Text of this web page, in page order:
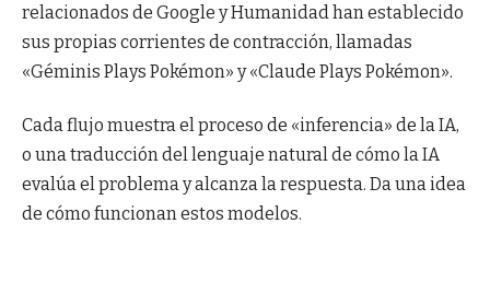
relacionados de Google y Humanidad han establecido
sus propias corrientes de contracción, llamadas
«Géminis Plays Pokémon» y «Claude Plays Pokémon».
Cada flujo muestra el proceso de «inferencia» de la IA,
o una traducción del lenguaje natural de cómo la IA
evalúa el problema y alcanza la respuesta. Da una idea
de cómo funcionan estos modelos.